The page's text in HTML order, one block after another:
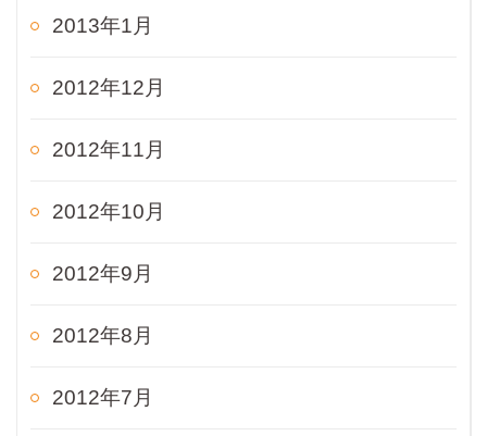
2013年1月
2012年12月
2012年11月
2012年10月
2012年9月
2012年8月
2012年7月